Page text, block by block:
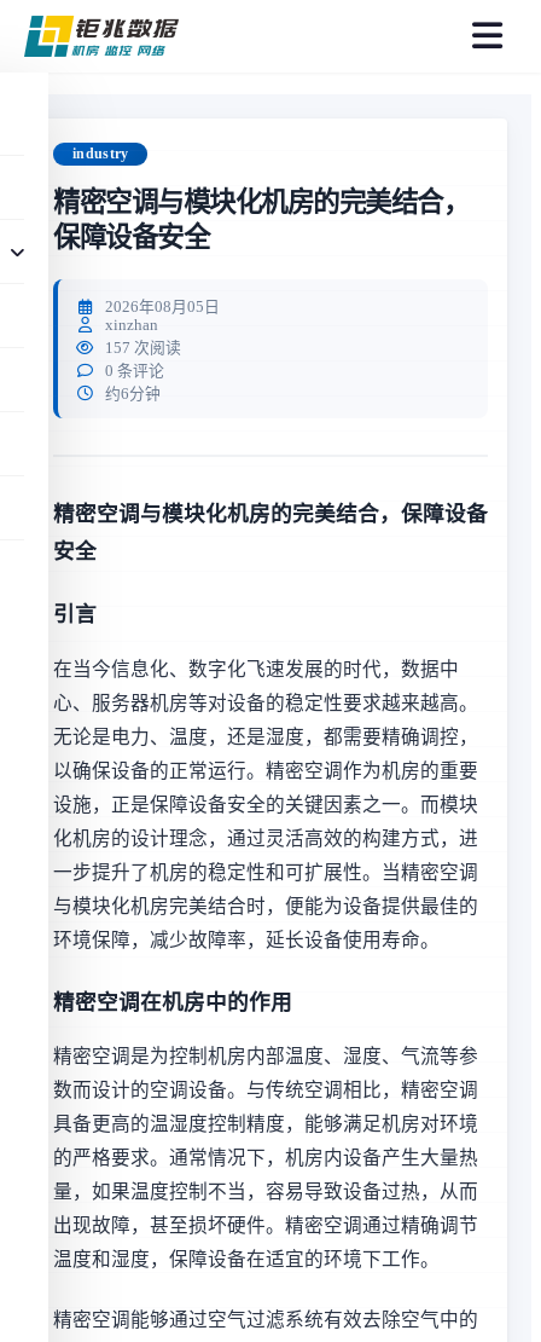
industry
精密空调与模块化机房的完美结合，
保障设备安全
2026年08月05日
xinzhan
157 次阅读
0 条评论
约6分钟
精密空调与模块化机房的完美结合，保障设备
安全
引言
在当今信息化、数字化飞速发展的时代，数据中
心、服务器机房等对设备的稳定性要求越来越高。
无论是电力、温度，还是湿度，都需要精确调控，
以确保设备的正常运行。精密空调作为机房的重要
设施，正是保障设备安全的关键因素之一。而模块
化机房的设计理念，通过灵活高效的构建方式，进
一步提升了机房的稳定性和可扩展性。当精密空调
与模块化机房完美结合时，便能为设备提供最佳的
环境保障，减少故障率，延长设备使用寿命。
精密空调在机房中的作用
精密空调是为控制机房内部温度、湿度、气流等参
数而设计的空调设备。与传统空调相比，精密空调
具备更高的温湿度控制精度，能够满足机房对环境
的严格要求。通常情况下，机房内设备产生大量热
量，如果温度控制不当，容易导致设备过热，从而
出现故障，甚至损坏硬件。精密空调通过精确调节
温度和湿度，保障设备在适宜的环境下工作。
精密空调能够通过空气过滤系统有效去除空气中的